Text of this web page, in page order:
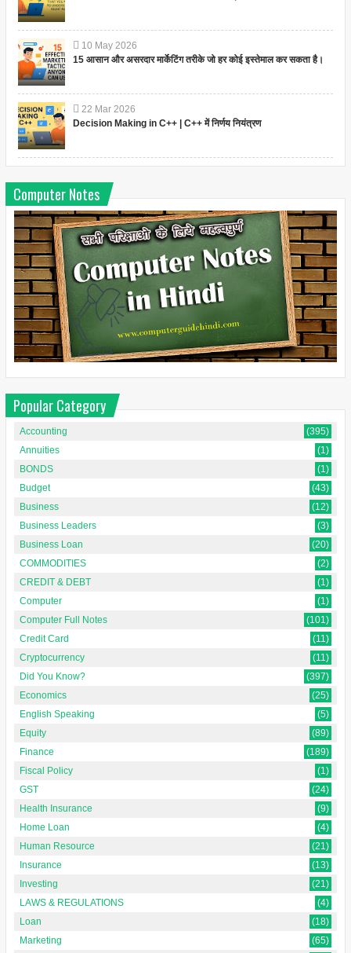
10 May 2026
15 आसान और असरदार मार्केटिंग तरीके जो हर कोई इस्तेमाल कर सकता है।
22 Mar 2026
Decision Making in C++ | C++ में निर्णय नियंत्रण
Computer Notes
Popular Category
Accounting
(395)
Annuities
(1)
BONDS
(1)
Budget
(43)
Business
(12)
Business Leaders
(3)
Business Loan
(20)
COMMODITIES
(2)
CREDIT & DEBT
(1)
Computer
(1)
Computer Full Notes
(101)
Credit Card
(11)
Cryptocurrency
(11)
Did You Know?
(397)
Economics
(25)
English Speaking
(5)
Equity
(89)
Finance
(189)
Fiscal Policy
(1)
GST
(24)
Health Insurance
(9)
Home Loan
(4)
Human Resource
(21)
Insurance
(13)
Investing
(21)
LAWS & REGULATIONS
(4)
Loan
(18)
Marketing
(65)